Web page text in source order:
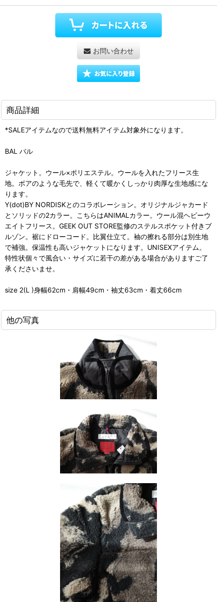
お問い合わせ
商品詳細
*SALEアイテムなので送料無料アイテム対象外になります。
BAL バル
ジャケット。ウール×ポリエステル。ウールを入れたフリース生
地。ボアのような毛先で、軽くて暖かくしっかり肉厚な生地感にな
ります。
Y(dot)BY NORDISKとのコラボレーション。オリジナルジャカード
とソリッドの2カラー。こちらはANIMALカラー。ウール混ヘビーウ
エイトフリース。GEEK OUT STORE監修のステルスポケット付きブ
ルゾン。裾にドローコード。比翼仕立て。袖の擦れる部分は別生地
で補強。保温性も高いジャケットになります。UNISEXアイテム。
特性状個々で風合い・サイズに若干の差がある場合がありますご了
承くださいませ。
size 2(L )身幅62cm・肩幅49cm・袖丈63cm・着丈66cm
他の写真